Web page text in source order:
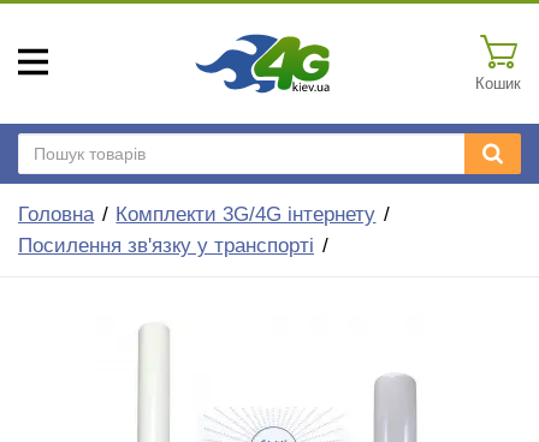
Кошик
Головна
Комплекти 3G/4G інтернету
Посилення зв'язку у транспорті